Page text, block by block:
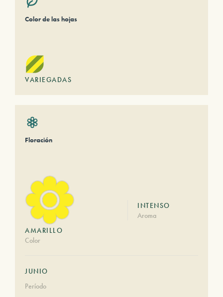
Color de las hojas
VARIEGADAS
Floración
AMARILLO
Color
INTENSO
Aroma
JUNIO
Período